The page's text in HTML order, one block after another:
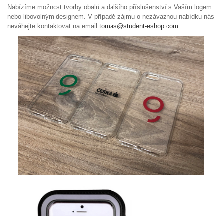
Nabízíme možnost tvorby obalů a dalšího příslušenství s Vaším logem
nebo libovolným designem. V případě zájmu o nezávaznou nabídku nás
neváhejte kontaktovat na email tomas@student-eshop.com